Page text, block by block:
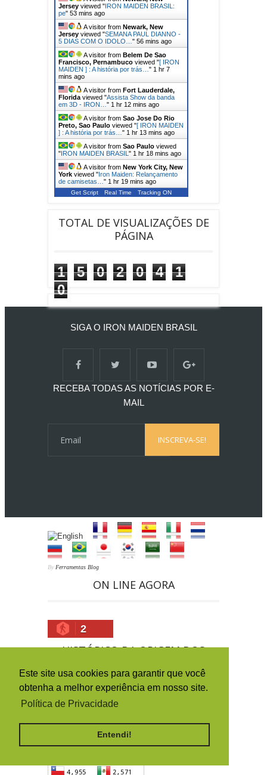
Este site usa cookies para garantir que você
obtenha a melhor experiência em nosso site.
Política de Privacidade
Entendi!
Jersey viewed "IRON MAIDEN BRASIL:
pe" 53 mins ago
A visitor from Newark, New
Jersey viewed "SEMANA PAUL DIANNO -
5 DIAS COM O IDOLO… " 57 mins ago
A visitor from Belem De Sao
Francisco, Pernambuco viewed "[ IRON
MAIDEN ] : A história por trás… " 1 hr 7
mins ago
A visitor from Fort Lauderdale,
Florida viewed "Assista Show da banda
em 3D - IRON… " 1 hr 12 mins ago
A visitor from Sao Jose Do Rio
Preto, Sao Paulo viewed "[ IRON MAIDEN
] : A história por trás… " 1 hr 13 mins ago
A visitor from Sao Paulo viewed
"IRON MAIDEN BRASIL " 1 hr 18 mins ago
A visitor from New York City, New
York viewed "Iron Maiden: Relançamento
de camisetas… " 1 hr 19 mins ago
Get Script Real Time Tracking ON
TOTAL DE VISUALIZAÇÕES DE
PÁGINA
1 5 0 2 0 4
1
0
SIGA O IRON MAIDEN BRASIL
RECEBA TODAS AS NOTÍCIAS POR E-
MAIL
By Ferramentas Blog
ON LINE AGORA
2
HISTÓRICO DA ORIGEM DOS